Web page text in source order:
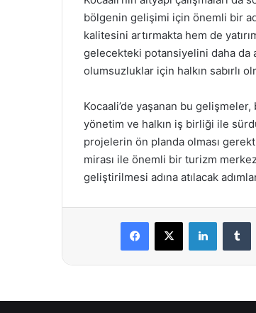
bölgenin gelişimi için önemli bir
kalitesini artırmakta hem de
gelecekteki potansiyelini daha da
olumsuzluklar için halkın sabırlı
Kocaali’de yaşanan bu
yönetim ve halkın iş birliği ile
projelerin ön planda olması
mirası ile önemli bir turizm
geliştirilmesi adına atılacak
Facebook
X LinkedIn